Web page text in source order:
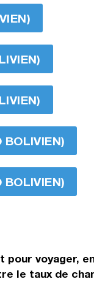
BOLIVIEN)
BOLIVIEN)
pour voyager,
le taux de